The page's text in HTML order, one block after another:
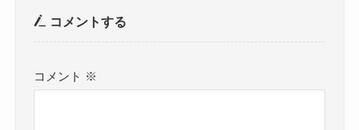
コメントする
コメント ※